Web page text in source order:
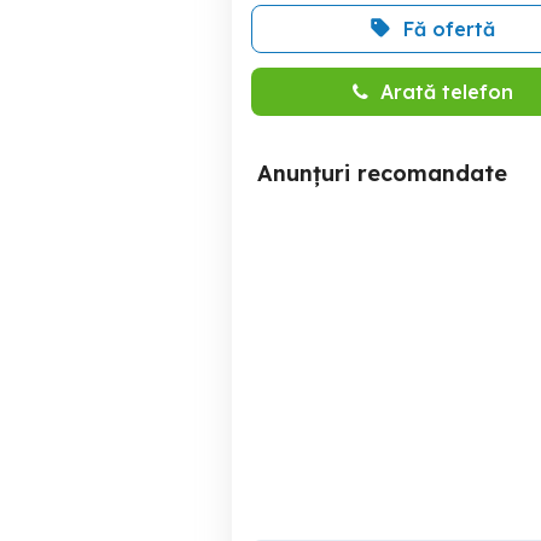
Fă ofertă
Arată telefon
Anunțuri recomandate